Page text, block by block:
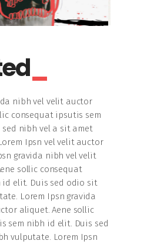
nibh vel velit auctor
consequat ipsutis sem
nibh vel a sit amet
Ipsn vel velit auctor
gravida nibh vel velit
sollic consequat
elit. Duis sed odio sit
Lorem Ipsn gravida
aliquet. Aene sollic
sem nibh id elit. Duis sed
vulputate. Lorem Ipsn